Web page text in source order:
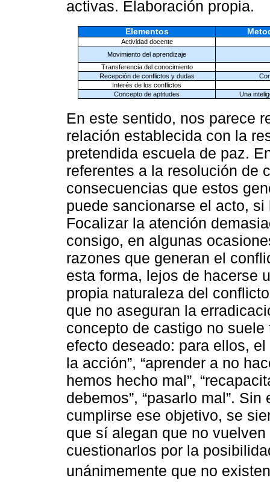
activas. Elaboración propia.
Elementos
Actividad docente
Movimiento del aprendizaje
Transferencia del conocimiento
Recepción de conflictos y dudas
Interés de los conflictos
Concepto de aptitudes
Una
En este sentido, nos parece
relación establecida con la
pretendida escuela de paz.
referentes a la resolución de
consecuencias que estos
puede sancionarse el acto,
Focalizar la atención
consigo, en algunas
razones que generan el
esta forma, lejos de hacerse
propia naturaleza del
que no aseguran la
concepto de castigo no
efecto deseado: para ellos,
la acción”, “aprender a no
hemos hecho mal”,
debemos”, “pasarlo mal”.
cumplirse ese objetivo, se
que sí alegan que no
cuestionarlos por la
unánimemente que no